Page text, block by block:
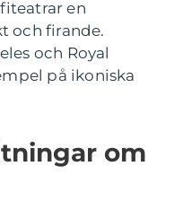
en
och firande.
och Royal
på ikoniska
om